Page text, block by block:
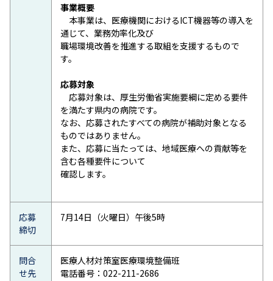
事業概要
本事業は、医療機関におけるICT機器等の導入を
通じて、業務効率化及び
職場環境改善を推進する取組を支援するもので
す。
応募対象
応募対象は、厚生労働省実施要綱に定める要件
を満たす県内の病院です。
なお、応募されたすべての病院が補助対象となる
ものではありません。
また、応募に当たっては、地域医療への貢献等を
含む各種要件について
確認します。
応募
締切
7月14日（火曜日）午後5時
問合
せ先
医療人材対策室医療環境整備班
電話番号：022-211-2686